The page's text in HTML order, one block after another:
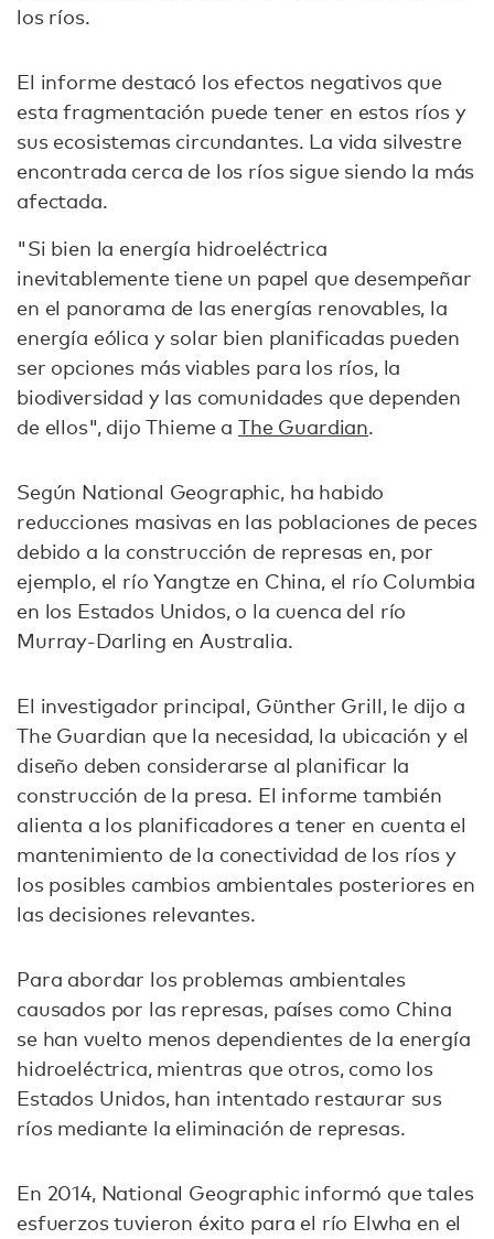
los ríos.
El informe destacó los efectos negativos que
esta fragmentación puede tener en estos ríos y
sus ecosistemas circundantes. La vida silvestre
encontrada cerca de los ríos sigue siendo la más
afectada.
"Si bien la energía hidroeléctrica
inevitablemente tiene un papel que desempeñar
en el panorama de las energías renovables, la
energía eólica y solar bien planificadas pueden
ser opciones más viables para los ríos, la
biodiversidad y las comunidades que dependen
de ellos", dijo Thieme a The Guardian.
Según National Geographic, ha habido
reducciones masivas en las poblaciones de peces
debido a la construcción de represas en, por
ejemplo, el río Yangtze en China, el río Columbia
en los Estados Unidos, o la cuenca del río
Murray-Darling en Australia.
El investigador principal, Günther Grill, le dijo a
The Guardian que la necesidad, la ubicación y el
diseño deben considerarse al planificar la
construcción de la presa. El informe también
alienta a los planificadores a tener en cuenta el
mantenimiento de la conectividad de los ríos y
los posibles cambios ambientales posteriores en
las decisiones relevantes.
Para abordar los problemas ambientales
causados ​​por las represas, países como China
se han vuelto menos dependientes de la energía
hidroeléctrica, mientras que otros, como los
Estados Unidos, han intentado restaurar sus
ríos mediante la eliminación de represas.
En 2014, National Geographic informó que tales
esfuerzos tuvieron éxito para el río Elwha en el